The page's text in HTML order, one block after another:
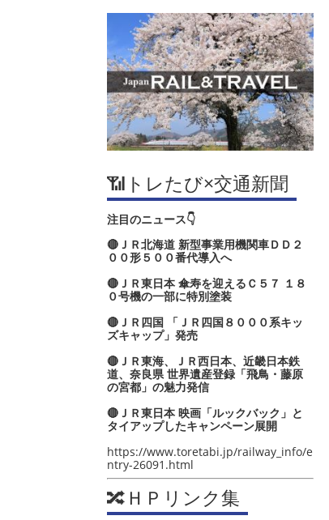
📶トレたび×交通新聞
注目のニュース👇
🔴ＪＲ北海道 新型事業用機関車ＤＤ２
００形５００番代導入へ
🔴ＪＲ東日本 傘寿を迎えるＣ５７ １８
０号機の一部に特別塗装
🔴ＪＲ四国 「ＪＲ四国８０００系キッ
ズキャップ」発売
🔴ＪＲ東海、ＪＲ西日本、近畿日本鉄
道、奈良県 世界遺産登録「飛鳥・藤原
の宮都」の魅力発信
🔴ＪＲ東日本 映画「ルックバック」と
タイアップしたキャンペーン展開
https://www.toretabi.jp/railway_info/e
ntry-26091.html
🔀ＨＰリンク集